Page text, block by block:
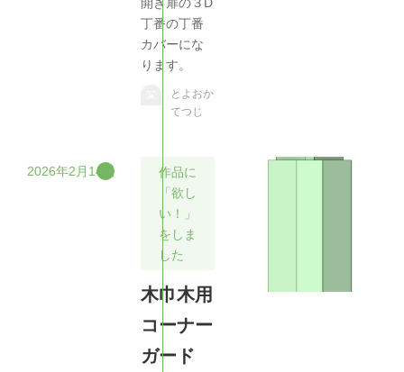
丁番の丁番
カバーにな
ります。
とよおか
てつじ
2026年2月14日
作品に
「欲し
い！」
をしま
した
木巾木用
コーナー
ガード